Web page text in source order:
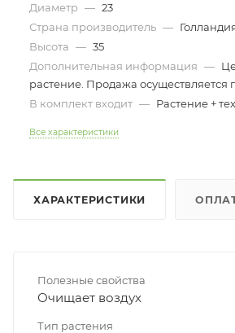
Диаметр — 23
Страна производитель —
Высота — 35
Дополнительная информация —
растение. Продажа осуществляется
В комплект входит — Растение +
Все характеристики
ХАРАКТЕРИСТИКИ
Полезные свойства
Очищает воздух
Тип растения